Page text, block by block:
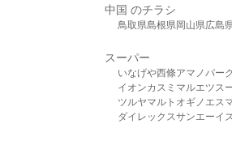
中国 のチラシ
鳥取県島根県岡山県広島
スーパー
いなげや西條アマノパー
イオンカスミ マルエツス
ツルヤマルト オギノ エス
ダイレックスサンエーイ